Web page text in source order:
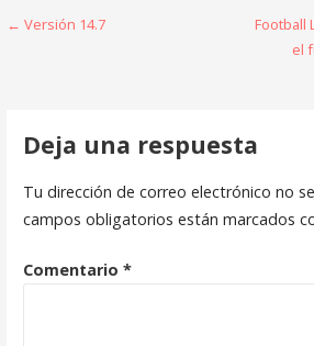
Navegación
← Versión 14.7
Football
el
Deja una respuesta
Tu dirección de correo electrónico no
campos obligatorios están marcados
Comentario *